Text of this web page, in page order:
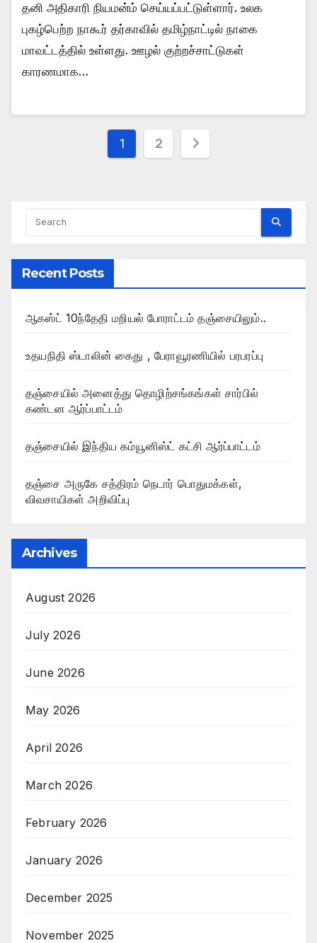
தனி அதிகாரி நியமன்ம் செய்யப்பட்டுள்ளார். உலக
புகழ்பெற்ற நாகூர் தர்காவில் தமிழ்நாட்டில் நாகை
மாவட்டத்தில் உள்ளது. ஊழல் குற்றச்சாட்டுகள்
காரணமாக…
Posts
1 2
Recent Posts
ஆகஸ்ட் 10ந்தேதி மறியல் போராட்டம் தஞ்சையிலும்..
உதயநிதி ஸ்டாலின் கைது , பேராவூரணியில் பரபரப்பு
தஞ்சையில் அனைத்து தொழிற்சங்கங்கள் சார்பில்
கண்டன ஆர்ப்பாட்டம்
தஞ்சையில் இந்திய கம்யூனிஸ்ட் கட்சி ஆர்ப்பாட்டம்
தஞ்சை அருகே சத்திரம் நெடார் பொதுமக்கள்,
விவசாயிகள் அறிவிப்பு
Archives
August 2026
July 2026
June 2026
May 2026
April 2026
March 2026
February 2026
January 2026
December 2025
November 2025